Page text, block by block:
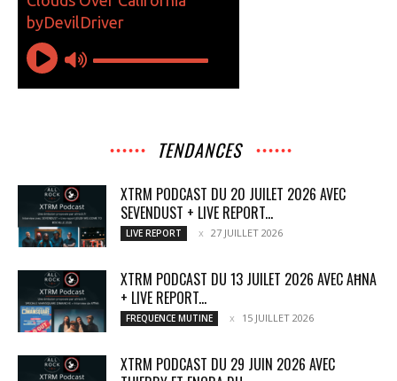
TENDANCES
XTRM PODCAST DU 20 JUILET 2026 AVEC
SEVENDUST + LIVE REPORT...
LIVE REPORT 27 JUILLET 2026
XTRM PODCAST DU 13 JUILET 2026 AVEC AĦNA
+ LIVE REPORT...
FREQUENCE MUTINE 15 JUILLET 2026
XTRM PODCAST DU 29 JUIN 2026 AVEC